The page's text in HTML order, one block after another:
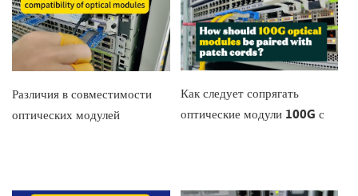
Различия в совместимости
оптических модулей
Как следует сопрягать
оптические модули 100G с